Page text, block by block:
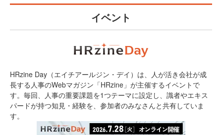
イベント
HRzine Day（エイチアールジン・デイ）は、人が活き会社が成
長する人事のWebマガジン「HRzine」が主催するイベントで
す。毎回、人事の重要課題を1つテーマに設定し、識者やエキス
パードが持つ知見・経験を、参加者のみなさんと共有していま
す。